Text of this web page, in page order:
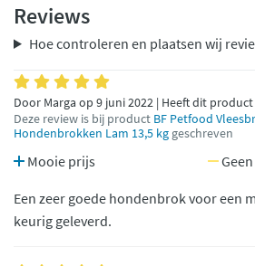
Reviews
Hoe controleren en plaatsen wij
Door Marga op 9 juni 2022 | Heeft dit
Deze review is bij product BF Petfood
Hondenbrokken Lam 13,5 kg geschreven
Mooie prijs Geen
Een zeer goede hondenbrok voor een
keurig geleverd.